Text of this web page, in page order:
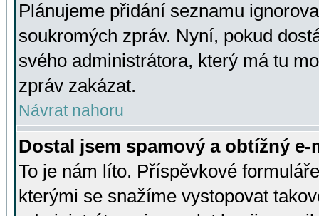
Plánujeme přidání seznamu
soukromých zpráv. Nyní, pokud
svého administrátora, který má tu
zpráv zakázat.
Návrat nahoru
Dostal jsem spamový a obtížný
To je nám líto. Příspěvkové
kterými se snažíme vystopovat